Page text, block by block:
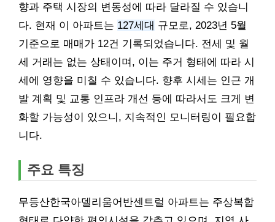
향과 주택 시장의 변동성에 따라 달라질 수 있습니
다. 현재 이 아파트는 127세대 규모로, 2023년 5월
기준으로 매매가 12건 기록되었습니다. 전세 및 월
세 거래는 없는 상태이며, 이는 주거 형태에 따라 시
세에 영향을 미칠 수 있습니다. 향후 시세는 인근 개
발 계획 및 교통 인프라 개선 등에 따라서도 크게 변
화할 가능성이 있으니, 지속적인 모니터링이 필요합
니다.
주요 특징
무등산한국아델리움어반센트럴 아파트는 주상복합